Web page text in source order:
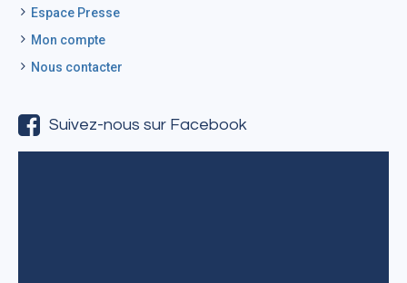
Espace Presse
Mon compte
Nous contacter
Suivez-nous sur Facebook